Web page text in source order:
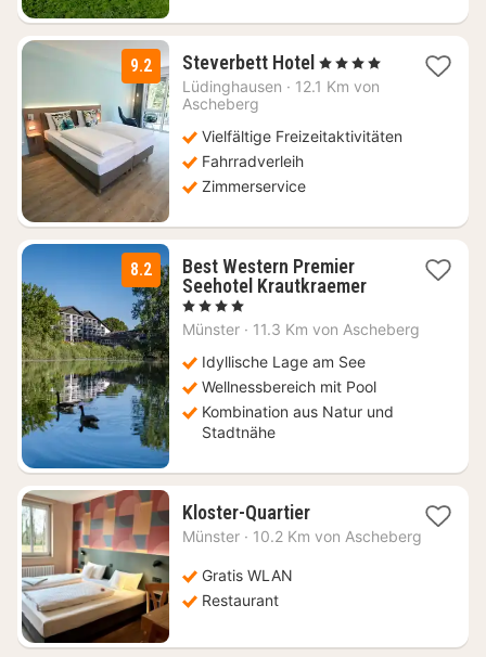
9.2 Steverbett Hotel 1
Nacht
€
, 4 Sterne
Lüdinghausen · 12.1 Km von
Ascheberg
Vielfältige Freizeitaktivitäten
Fahrradverleih
Zimmerservice
8.2
Best Western Premier
Seehotel Krautkraemer3
ab
€
, 4 Sterne
Münster · 11.3 Km von Ascheberg
Idyllische Lage am See
Wellnessbereich mit Pool
Kombination aus Natur und
Stadtnähe
Kloster-Quartier1
Nacht
Münster · 10.2 Km von Ascheberg
Gratis WLAN
Restaurant